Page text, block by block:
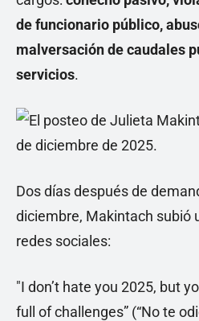
de funcionario público,
malversación de caudales
servicios.
Dos días después de
diciembre, Makintach subió
redes sociales:
"I don’t hate you 2025, but
full of challenges” (“No te